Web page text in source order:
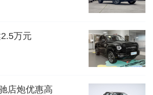
万元
店炮优惠高